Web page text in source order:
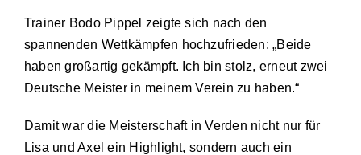
Trainer Bodo Pippel zeigte sich nach den
spannenden Wettkämpfen hochzufrieden: „Beide
haben großartig gekämpft. Ich bin stolz, erneut zwei
Deutsche Meister in meinem Verein zu haben.“
Damit war die Meisterschaft in Verden nicht nur für
Lisa und Axel ein Highlight, sondern auch ein